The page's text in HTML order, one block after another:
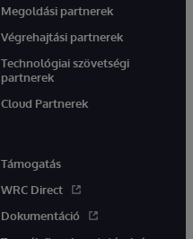
Megoldási partnerek
Végrehajtási partnerek
Technológiai szövetségi
partnerek
Cloud Partnerek
Támogatás
WRC Direct
Dokumentáció